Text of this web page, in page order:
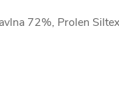
72%, Prolen